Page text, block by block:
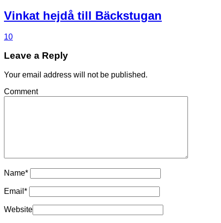
Vinkat hejdå till Bäckstugan
10
Leave a Reply
Your email address will not be published.
Comment
Name*
Email *
Website